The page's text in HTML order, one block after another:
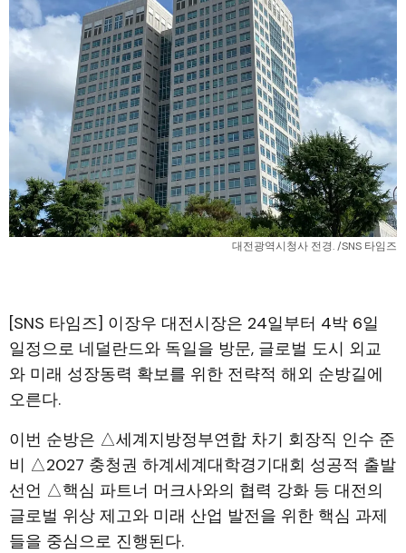
대전광역시청사 전경. /SNS 타임즈
[SNS 타임즈] 이장우 대전시장은 24일부터 4박 6일
일정으로 네덜란드와 독일을 방문, 글로벌 도시 외교
와 미래 성장동력 확보를 위한 전략적 해외 순방길에
오른다.
이번 순방은 △세계지방정부연합 차기 회장직 인수 준
비 △2027 충청권 하계세계대학경기대회 성공적 출발
선언 △핵심 파트너 머크사와의 협력 강화 등 대전의
글로벌 위상 제고와 미래 산업 발전을 위한 핵심 과제
들을 중심으로 진행된다.